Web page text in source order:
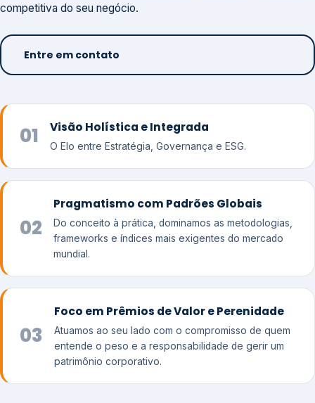
competitiva do seu negócio.
Entre em contato
01 Visão Holística e Integrada
O Elo entre Estratégia, Governança e ESG.
02
Pragmatismo com Padrões Globais
Do conceito à prática, dominamos as metodologias,
frameworks e índices mais exigentes do mercado
mundial.
03
Foco em Prêmios de Valor e Perenidade
Atuamos ao seu lado com o compromisso de quem
entende o peso e a responsabilidade de gerir um
patrimônio corporativo.